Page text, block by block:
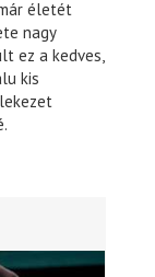
életét
nagy
ez a kedves,
kis